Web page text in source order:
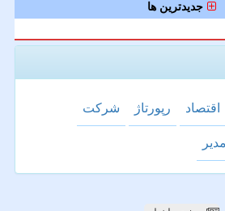
جدیدترین ها
اقتصاد رپورتاژ شركت
مدیر